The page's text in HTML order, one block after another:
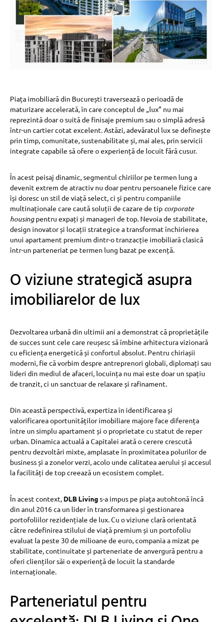
Piața imobiliară din București traversează o perioadă de
maturizare accelerată, în care conceptul de „lux” nu mai
reprezintă doar o suită de finisaje premium sau o simplă adresă
într-un cartier cotat excelent. Astăzi, adevăratul lux se definește
prin timp, comunitate, sustenabilitate și, mai ales, prin servicii
integrate capabile să ofere o experiență de locuit fără cusur.
În acest peisaj dinamic, segmentul chiriilor pe termen lung a
devenit extrem de atractiv nu doar pentru persoanele fizice care
își doresc un stil de viață select, ci și pentru companiile
multinaționale care caută soluții de cazare de tip corporate
housingpentru expați și manageri de top. Nevoia de stabilitate,
design inovator și locații strategice a transformat închirierea
unui apartament premium dintr-o tranzacție imobiliară clasică
într-un parteneriat pe termen lung bazat pe excență.
O viziune strategică asupra
imobiliarelor de lux
Dezvoltarea urbană din ultimii ani a demonstrat că proprietățile
de succes sunt cele care reușesc să îmbine arhitectura vizionară
cu eficiența energetică și confortul absolut. Pentru chiriașii
moderni, fie că vorbim despre antreprenori globali, diplomați sau
lideri din mediul de afaceri, locuința nu mai este doar un spațiu
de tranzit, ci un sanctuar de relaxare și rafinament.
Din această perspectivă, expertiza în identificarea și
valorificarea oportunităților imobiliare majore face diferența
între un simplu apartament și o proprietate cu statut de reper
urban. Dinamica actuală a Capitalei arată o cerere crescută
pentru dezvoltări mixte, amplasate în proximitatea polurilor de
business și a zonelor verzi, acolo unde calitatea aerului și accesul
la facilități de top creează un ecosistem complet.
În acest context, DLB Livings-a impus pe piața autohtonă încă
din anul 2016 ca un lider în transformarea și gestionarea
portofoliilor rezidențiale de lux. Cu o viziune clară orientată
către redefinirea stilului de viață premium și un portofoliu
evaluat la peste 30 de milioane de euro, compania a mizat pe
stabilitate, continuitate și parteneriate de anvergură pentru a
oferi clienților săi o experiență de locuit la standarde
internaționale.
Parteneriatul pentru